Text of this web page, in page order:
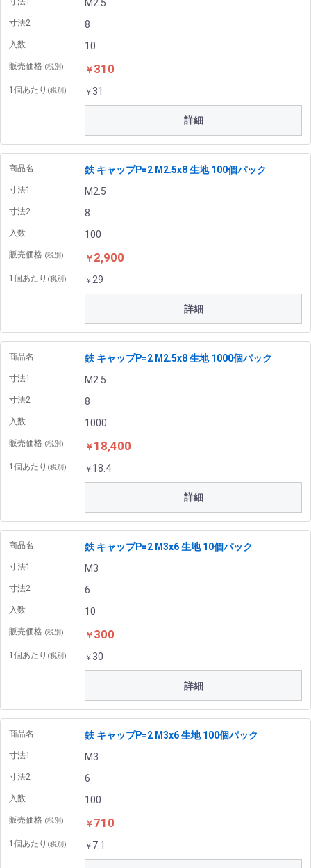
M2.5
寸法2 8
入数 10
販売価格 (税別) ￥ 310
1個あたり (税別) ￥ 31
詳細
商品名 鉄 キャップP=2 M2.5x8 生地 100個パック
寸法1 M2.5
寸法2 8
入数 100
販売価格 (税別) ￥ 2,900
1個あたり (税別) ￥29
詳細
商品名 鉄 キャップP=2 M2.5x8 生地 1000個パック
寸法1 M2.5
寸法2 8
入数 1000
販売価格 (税別) ￥ 18,400
1個あたり (税別) ￥ 18.4
詳細
商品名 鉄 キャップP=2 M3x6 生地 10個パック
寸法1 M3
寸法2 6
入数 10
販売価格 (税別) ￥ 300
1個あたり (税別) ￥ 30
詳細
商品名 鉄 キャップP=2 M3x6 生地 100個パック
寸法1 M3
寸法2 6
入数 100
販売価格 (税別) ￥ 710
1個あたり (税別) ￥ 7.1